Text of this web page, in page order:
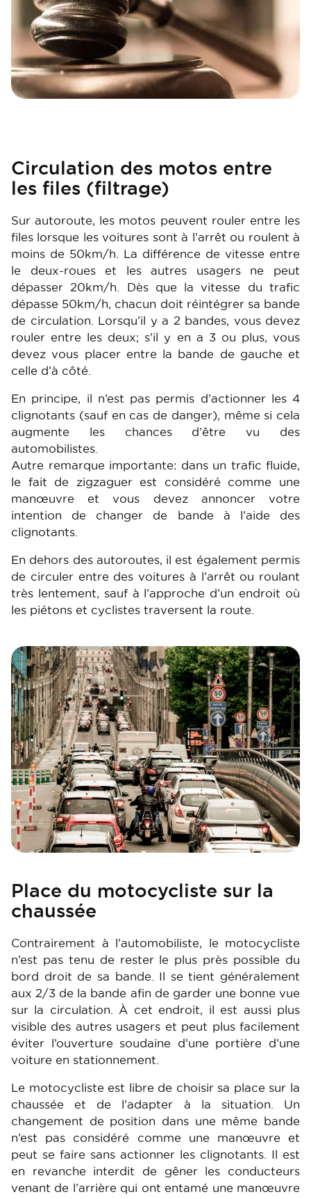
Circulation des motos entre
les files (filtrage)
Sur autoroute, les motos peuvent rouler entre les
files lorsque les voitures sont à l’arrêt ou roulent à
moins de 50km/h. La différence de vitesse entre
le deux-roues et les autres usagers ne peut
dépasser 20km/h. Dès que la vitesse du trafic
dépasse 50km/h, chacun doit réintégrer sa bande
de circulation. Lorsqu’il y a 2 bandes, vous devez
rouler entre les deux; s’il y en a 3 ou plus, vous
devez vous placer entre la bande de gauche et
celle d’à côté.
En principe, il n’est pas permis d’actionner les 4
clignotants (sauf en cas de danger), même si cela
augmente les chances d’être vu des
automobilistes.
Autre remarque importante: dans un trafic fluide,
le fait de zigzaguer est considéré comme une
manœuvre et vous devez annoncer votre
intention de changer de bande à l’aide des
clignotants.
En dehors des autoroutes, il est également permis
de circuler entre des voitures à l’arrêt ou roulant
très lentement, sauf à l’approche d’un endroit où
les piétons et cyclistes traversent la route.
Image
Place du motocycliste sur la
chaussée
Contrairement à l’automobiliste, le motocycliste
n’est pas tenu de rester le plus près possible du
bord droit de sa bande. Il se tient généralement
aux 2/3 de la bande afin de garder une bonne vue
sur la circulation. À cet endroit, il est aussi plus
visible des autres usagers et peut plus facilement
éviter l’ouverture soudaine d’une portière d’une
voiture en stationnement.
Le motocycliste est libre de choisir sa place sur la
chaussée et de l’adapter à la situation. Un
changement de position dans une même bande
n’est pas considéré comme une manœuvre et
peut se faire sans actionner les clignotants. Il est
en revanche interdit de gêner les conducteurs
venant de l’arrière qui ont entamé une manœuvre